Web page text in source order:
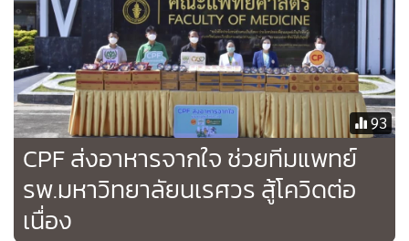
อาหารสดและเครื่องปรุงรสให้แก่โรงพยาบาลหลัก โรงพยาบาล
สนาม ศูนย์ฉีดวัคซีน จุดตรวจโควิด ศูนย์พักคอย และหน่วยงาน
ต่างๆ มากกว่า 500 แห่งทั่วประเทศ เพื่อให้คนไทยได้เข้าถึง
อาหารคุณภาพปลอดภัยอย่างเพียงพอ สะท้อนความมุ่งมั่นของบ
ริษัทฯ ร่วมเคียงข้างคนไทย เป็นทีมประเทศไทย ก้าวผ่านวิกฤตโค
วิด-19 ไปด้วยกัน
93
CPF ส่งอาหารจากใจ ช่วยทีมแพทย์
รพ.มหาวิทยาลัยนเรศวร สู้โควิดต่อ
เนื่อง